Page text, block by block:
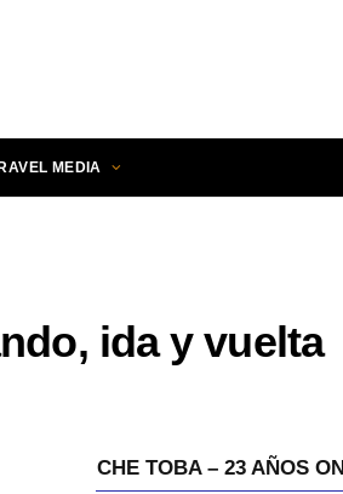
MEDIA
ida y vuelta
CHE TOBA – 23 AÑOS